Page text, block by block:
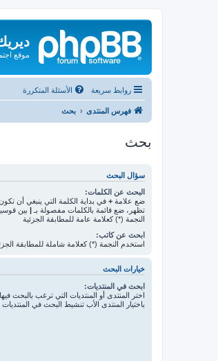
موقع
روابط سريعة الأسئلة المتكررة
فهرس المنتدى بحث
بحث
سؤال البحث
البحث عن الكلمات:
ضع علامة + في بداية الكلمة التي ينبغي أن
تظهر، ضع قائمة بالكلمات مفصولة بـ | بين
النجمة (*) كعلامة عامة للمطابقة الجزئية
ابحث عن كاتب:
استخدم النجمة (*) كعلامة شاملة للمطابقة
خيارات البحث
ابحث في المنتديات:
اختر المنتدى أو المنتديات التي ترغب بالبحث
باختيار المنتدى الأب تنشيط البحث في المنتديات